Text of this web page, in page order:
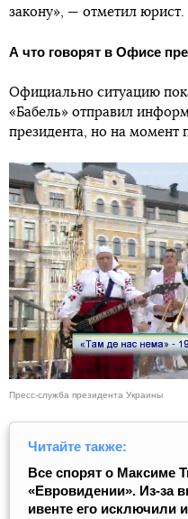
закону», — отметил юрист.
А что говорят в Офисе
Официально ситуацию
«Бабель» отправил
президента, но на момент
Пресс-служба президента Украины
Читайте также:
Все спорят о Максиме
«Евровидении». Из-за
ивенте его исключили